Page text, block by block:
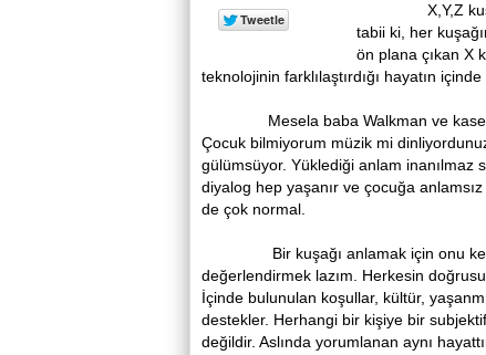
X,Y,Z
tabii ki, her
ön plana çıkan X
teknolojinin farklılaştırdığı hayatın
Mesela baba Walkman ve kaseti
Çocuk bilmiyorum müzik mi
gülümsüyor. Yüklediği anlam inanılmaz
diyalog hep yaşanır ve çocuğa
de çok normal.
Bir kuşağı anlamak için onu kendi
değerlendirmek lazım. Herkesin
İçinde bulunulan koşullar, kültür,
destekler. Herhangi bir kişiye bir
değildir. Aslında yorumlanan aynı